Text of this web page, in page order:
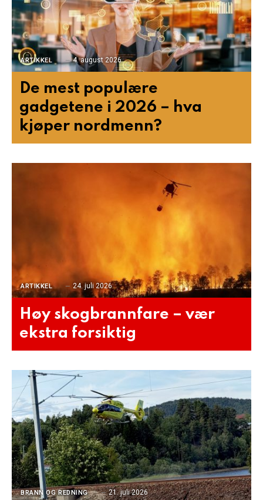
ARTIKKEL 4. august 2026
De mest populære
gadgetene i 2026 – hva
kjøper nordmenn?
ARTIKKEL 24. juli 2026
Høy skogbrannfare – vær
ekstra forsiktig
BRANN OG REDNING 21. juli 2026